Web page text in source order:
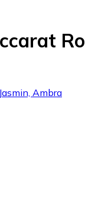
Ambra